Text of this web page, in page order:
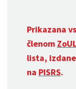
Prikazana
členom
lista,
na PISRS.